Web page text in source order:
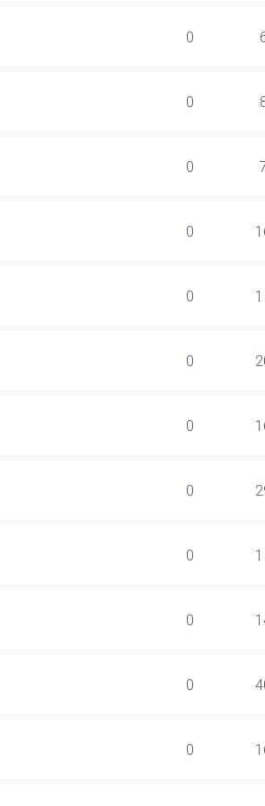
0
0
0
0
0
0
0
0
0
0
0
0